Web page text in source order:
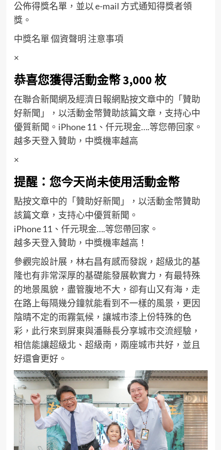
公佈得獎名單，並以 e-mail 方式通知得獎者領
獎。
中獎名單個資聲明 注意事項
×
恭喜您獲得活動金幣 3,000 枚
在聯合新聞網及經濟日報網點按文章中的「贊助
好新聞」，以活動金幣贊助該篇文章，支持心中
優質新聞。iPhone 11、仟元現金….等您帶回家。
越多天登入贊助，中獎機率越高
×
提醒：您今天尚未使用活動金幣
點按文章中的「贊助好新聞」，以活動金幣贊助
該篇文章，支持心中優質新聞。
iPhone 11、仟元現金….等您帶回家。
越多天登入贊助，中獎機率越高！
參觀完設計展，林右昌有感而發說，超級北的基
隆也有非常深厚的基礎能發展軟實力，有最特殊
的地景風貌，盡管腹地不大，卻有山又有海，走
在路上每隔幾分鐘就能看到不一樣的風景，更因
陰晴不定的雨霧氣候，讓城市漆上份特殊的色
彩，此行來到屏東與潘縣長分享城市交流經驗，
相信能讓超級北、超級南，兩座城市共好，並且
好還會更好。